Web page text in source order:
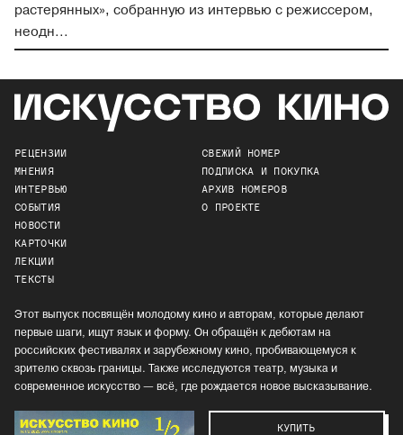
растерянных», собранную из интервью с режиссером,
неодн...
РЕЦЕНЗИИ
МНЕНИЯ
ИНТЕРВЬЮ
СОБЫТИЯ
НОВОСТИ
КАРТОЧКИ
ЛЕКЦИИ
ТЕКСТЫ
СВЕЖИЙ НОМЕР
ПОДПИСКА И ПОКУПКА
АРХИВ НОМЕРОВ
О ПРОЕКТЕ
Этот выпуск посвящён молодому кино и авторам, которые делают
первые шаги, ищут язык и форму. Он обращён к дебютам на
российских фестивалях и зарубежному кино, пробивающемуся к
зрителю сквозь границы. Также исследуются театр, музыка и
современное искусство — всё, где рождается новое высказывание.
КУПИТЬ